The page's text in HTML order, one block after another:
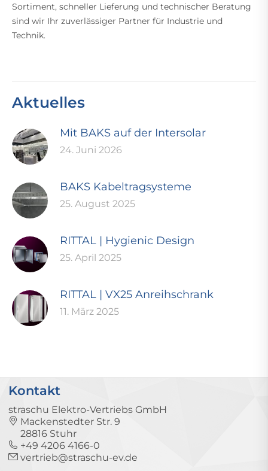
Sortiment, schneller Lieferung und technischer Beratung
sind wir Ihr zuverlässiger Partner für Industrie und
Technik.
Aktuelles
Mit BAKS auf der Intersolar
24. Juni 2026
BAKS Kabeltragsysteme
25. August 2025
RITTAL | Hygienic Design
25. April 2025
RITTAL | VX25 Anreihschrank
11. März 2025
Kontakt
straschu Elektro-Vertriebs GmbH
Mackenstedter Str. 9
28816 Stuhr
+49 4206 4166-0
vertrieb@straschu-ev.de